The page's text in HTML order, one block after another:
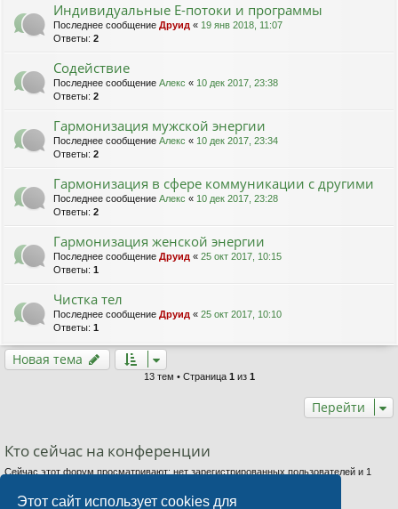
Этот сайт использует cookies для
Индивидуальные Е-потоки и программы
Последнее сообщение Друид « 19 янв 2018, 11:07
Ответы: 2
Содействие
Последнее сообщение Алекс « 10 дек 2017, 23:38
Ответы: 2
Гармонизация мужской энергии
Последнее сообщение Алекс « 10 дек 2017, 23:34
Ответы: 2
Гармонизация в сфере коммуникации с другими
Последнее сообщение Алекс « 10 дек 2017, 23:28
Ответы: 2
Гармонизация женской энергии
Последнее сообщение Друид « 25 окт 2017, 10:15
Ответы: 1
Чистка тел
Последнее сообщение Друид « 25 окт 2017, 10:10
Ответы: 1
Новая тема
13 тем • Страница 1 из 1
Перейти
Кто сейчас на конференции
Сейчас этот форум просматривают: нет зарегистрированных пользователей и 1